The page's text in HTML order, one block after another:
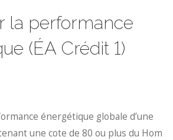
la performance
(ÉA Crédit 1)
énergétique globale d’une
une cote de 80 ou plus du Home